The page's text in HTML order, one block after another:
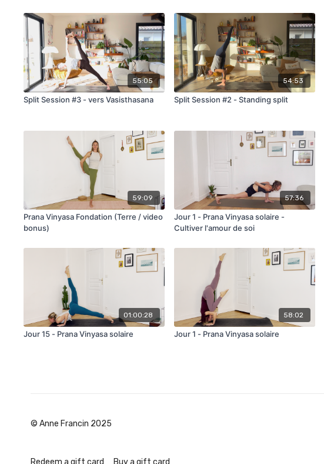
55:05
Split Session #3 - vers Vasisthasana
54:53
Split Session #2 - Standing split
59:09
Prana Vinyasa Fondation (Terre / video
bonus)
57:36
Jour 1 - Prana Vinyasa solaire -
Cultiver l'amour de soi
01:00:28
Jour 15 - Prana Vinyasa solaire
58:02
Jour 1 - Prana Vinyasa solaire
© Anne Francin 2025
Redeem a gift card Buy a gift card